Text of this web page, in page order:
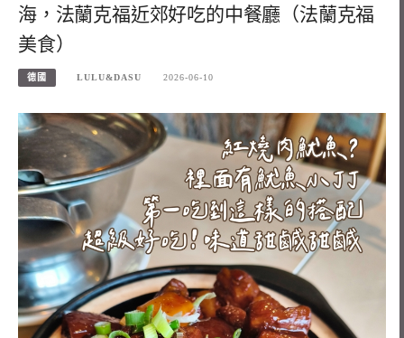
海，法蘭克福近郊好吃的中餐廳（法蘭克福
美食）
德國 LULU&DASU 2026-06-10